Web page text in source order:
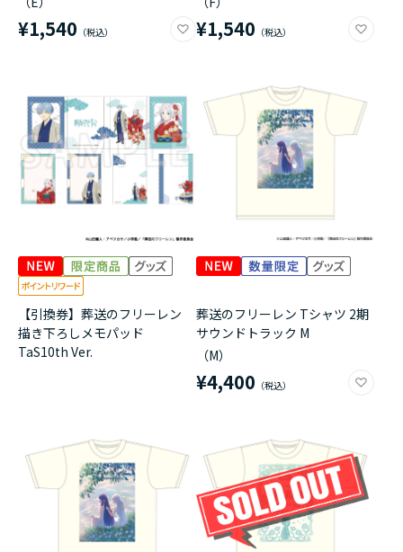
¥1,540 ¥1,540
【引換券】葬送のフリーレン
描き下ろしメモパッド
TaS10th Ver.
葬送のフリーレン Tシャツ 2期
サウンドトラック M
（M）
¥4,400